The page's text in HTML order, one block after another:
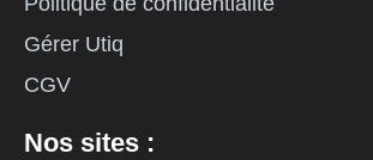
Gérer Utiq
CGV
Nos sites :